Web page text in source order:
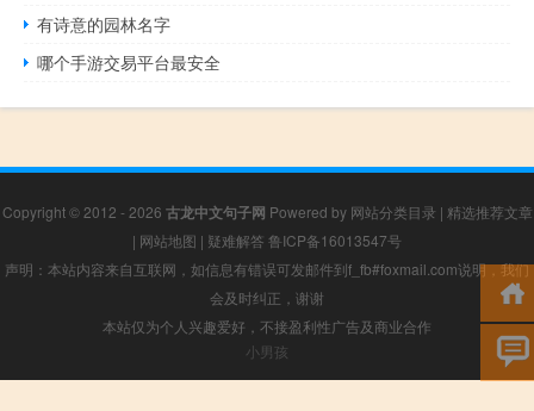
有诗意的园林名字
哪个手游交易平台最安全
Copyright © 2012 - 2026 古龙中文句子网 Powered by 网站分类目录 | 精选推荐文章
| 网站地图 | 疑难解答 鲁ICP备16013547号
声明：本站内容来自互联网，如信息有错误可发邮件到f_fb#foxmail.com说明，我们
会及时纠正，谢谢
本站仅为个人兴趣爱好，不接盈利性广告及商业合作
小男孩